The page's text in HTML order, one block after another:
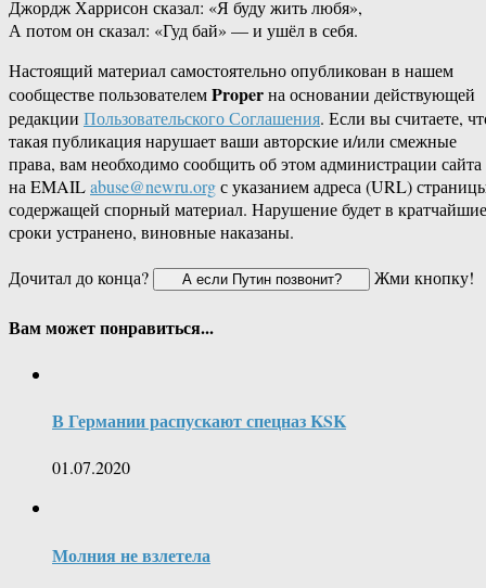
Джордж Харрисон сказал: «Я буду жить любя»,
А потом он сказал: «Гуд бай» — и ушёл в себя.
Настоящий материал самостоятельно опубликован в нашем
сообществе пользователемProperна основании действующей
редакции Пользовательского Соглашения. Если вы считаете,
такая публикация нарушает ваши авторские и/или смежные
права, вам необходимо сообщить об этом администрации сайта
на EMAILabuse@newru.orgс указанием адреса (URL)
содержащей спорный материал. Нарушение будет в кратчайшие
сроки устранено, виновные наказаны.
Дочитал до конца?
Жми кнопку!
Вам может понравиться...
В Германии распускают спецназ KSK
01.07.2020
Молния не взлетела